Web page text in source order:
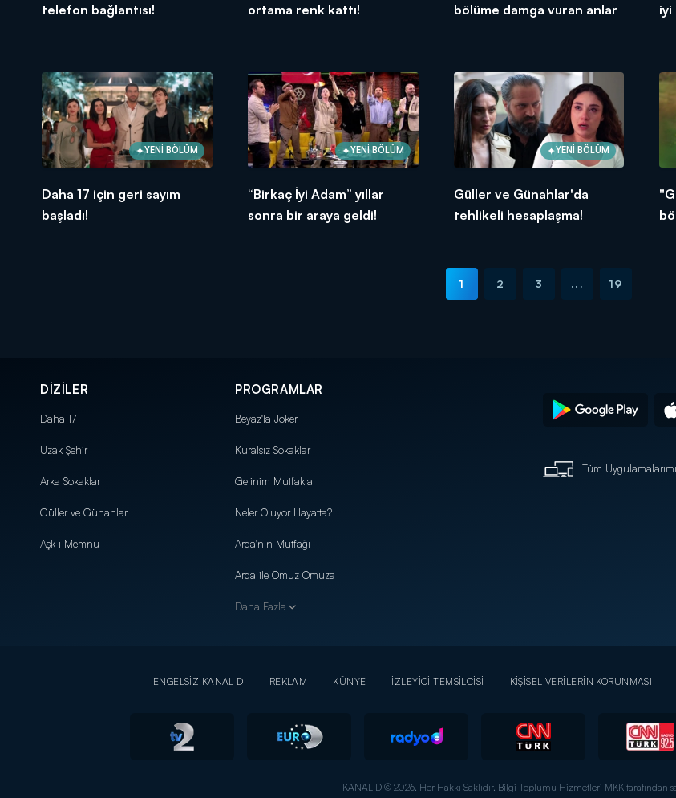
telefon bağlantısı!
ortama renk kattı!
bölüme damga vuran anlar
iyi
YENİ BÖLÜM
Daha 17 için geri sayım
başladı!
YENİ BÖLÜM
“Birkaç İyi Adam” yıllar
sonra bir araya geldi!
YENİ BÖLÜM
Güller ve Günahlar'da
tehlikeli hesaplaşma!
1 2 3 ... 19
DİZİLER
Daha 17
Uzak Şehir
Arka Sokaklar
Güller ve Günahlar
Aşk-ı Memnu
PROGRAMLAR
Beyaz'la Joker
Kuralsız Sokaklar
Gelinim Mutfakta
Neler Oluyor Hayatta?
Arda'nın Mutfağı
Arda ile Omuz Omuza
Daha Fazla
Tüm
ENGELSİZ KANAL D REKLAM KÜNYE İZLEYİCİ TEMSİLCİSİ KİŞİSEL VERİLERİN KORUNMASI
KANAL D © 2026. Her Hakkı Saklıdır. Bilgi Toplumu Hizmetleri MKK tarafından